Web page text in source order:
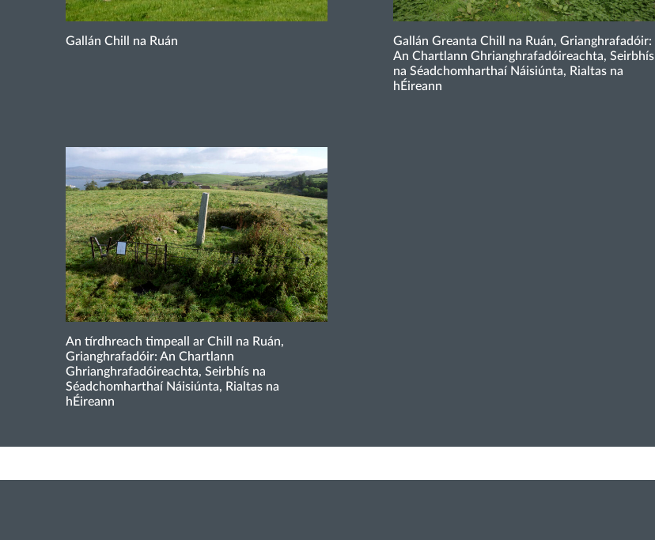
Gallán Chill na Ruán
Gallán Greanta Chill na Ruán, Grianghrafadóir:
An Chartlann Ghrianghrafadóireachta, Seirbhís
na Séadchomharthaí Náisiúnta, Rialtas na
hÉireann
An tírdhreach timpeall ar Chill na Ruán,
Grianghrafadóir: An Chartlann
Ghrianghrafadóireachta, Seirbhís na
Séadchomharthaí Náisiúnta, Rialtas na
hÉireann